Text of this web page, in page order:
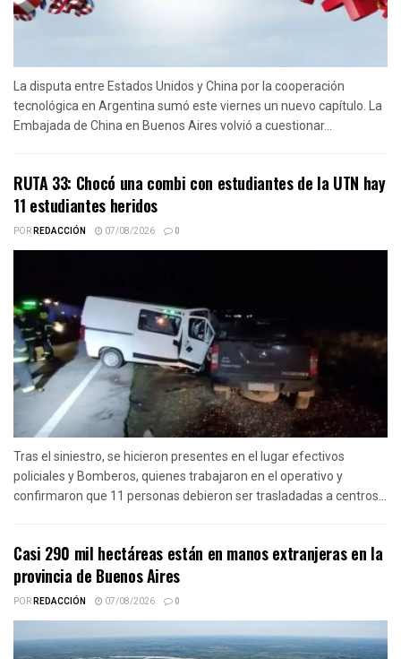
La disputa entre Estados Unidos y China por la cooperación
tecnológica en Argentina sumó este viernes un nuevo capítulo. La
Embajada de China en Buenos Aires volvió a cuestionar...
RUTA 33: Chocó una combi con estudiantes de la UTN hay
11 estudiantes heridos
PORREDACCIÓN 07/08/2026 0
Tras el siniestro, se hicieron presentes en el lugar efectivos
policiales y Bomberos, quienes trabajaron en el operativo y
confirmaron que 11 personas debieron ser trasladadas a centros...
Casi 290 mil hectáreas están en manos extranjeras en la
provincia de Buenos Aires
PORREDACCIÓN 07/08/2026 0